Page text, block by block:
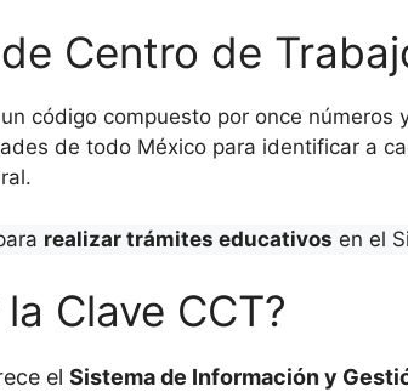
Centro de
código compuesto por once números
de todo México para identificar a
realizar trámites educativos en el
Clave CCT?
el Sistema de Información y